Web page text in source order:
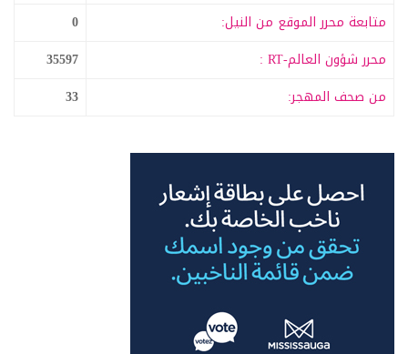
متابعة محرر الموقع من النيل:
0
محرر شؤون العالم-RT :
35597
من صحف المهجر:
33